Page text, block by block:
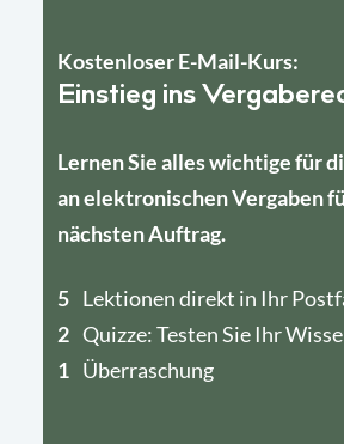
Kostenloser E-Mail-Kurs:
Einstieg ins
Lernen Sie alles wichtige für
an elektronischen Vergaben
nächsten Auftrag.
5 Lektionen direkt in Ihr
2 Quizze: Testen Sie Ihr
1 Überraschung
4
1